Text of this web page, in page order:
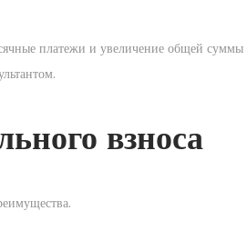
платежи и увеличение общей суммы
взноса